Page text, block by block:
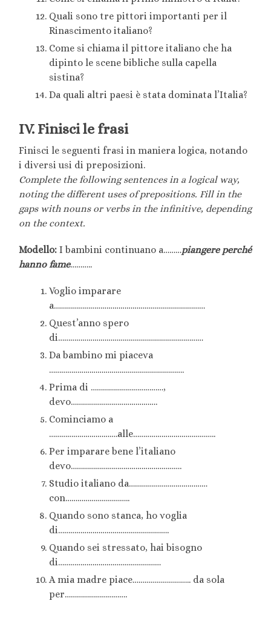
Quali sono tre pittori importanti per il
Rinascimento italiano?
Come si chiama il pittore italiano che ha
dipinto le scene bibliche sulla capella
sistina?
Da quali altri paesi è stata dominata l’Italia?
IV. Finisci le frasi
Finisci le seguenti frasi in maniera logica, notando
i diversi usi di preposizioni.
Complete the following sentences in a logical way,
noting the different uses of prepositions. Fill in the
gaps with nouns or verbs in the infinitive, depending
on the context.
Modello: I bambini continuano a………piangere perché
hanno fame………..
Voglio imparare
a…………………………………………………………………
Quest’anno spero
di………………………………………………………………
Da bambino mi piaceva
………………………………………………………….
Prima di ………………………………,
devo…………………………………….
Cominciamo a
…………………………….alle…………………………………..
Per imparare bene l’italiano
devo……………………………………………….
Studio italiano da…………………………………
con…………………………..
Quando sono stanca, ho voglia
di……………………………………………….
Quando sei stressato, hai bisogno
di……………………………………………
A mia madre piace……………………….. da sola
per………………………….